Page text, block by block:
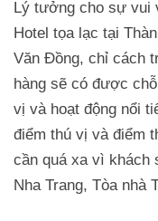
Lý tưởng cho sự vui
Hotel tọa lạc tại
Văn Đồng, chỉ cách
hàng sẽ có được
vị và hoạt động nổi
điểm thú vị và điểm
cần quá xa vì khách
Nha Trang, Tòa nhà